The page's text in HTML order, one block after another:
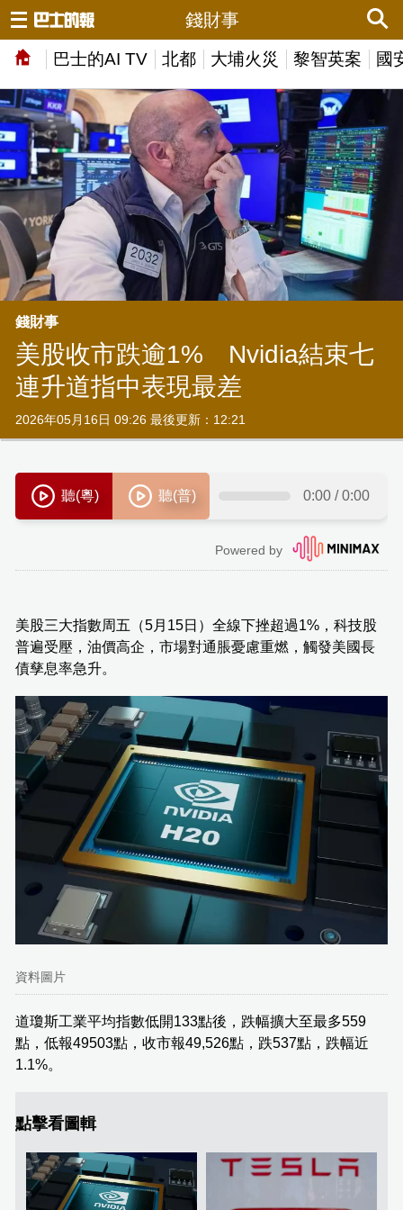
巴士的AI TV 北都 大埔火災 黎智英案 國
錢財事
錢財事
美股收市跌逾1% Nvidia結束七
連升道指中表現最差
2026年05月16日 09:26 最後更新：12:21
美股三大指數周五（5月15日）全線下挫超過1%，科技股
普遍受壓，油價高企，市場對通脹憂慮重燃，觸發美國長
債孳息率急升。
資料圖片
道瓊斯工業平均指數低開133點後，跌幅擴大至最多559
點，低報49503點，收市報49,526點，跌537點，跌幅近
1.1%。
點擊看圖輯